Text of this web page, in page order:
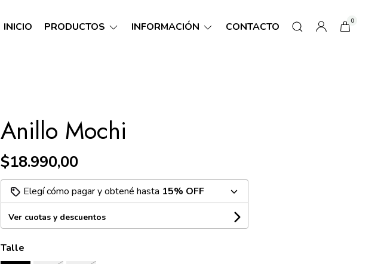
INICIO PRODUCTOS INFORMACIÓN CONTACTO 0
Anillo Mochi
$18.990,00
Elegí cómo pagar y obtené hasta 15% OFF
Ver cuotas y descuentos
Talle